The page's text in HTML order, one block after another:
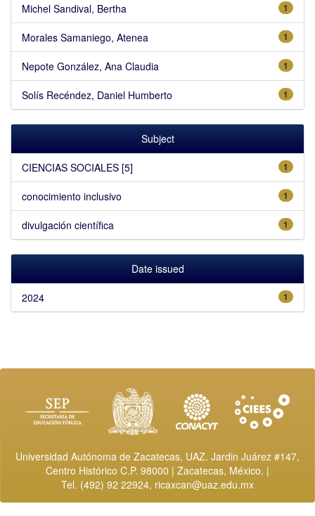
1
Michel Sandival, Bertha
1
Morales Samaniego, Atenea
1
Nepote González, Ana Claudia
1
Solís Recéndez, Daniel Humberto
Subject
1
CIENCIAS SOCIALES [5]
1
conocimiento inclusivo
1
divulgación científica
Date issued
1
2024
Universidad Autónoma de Zacatecas, UAZ. Jardin Juárez #147,
Centro Histórico C.P. 98000 | Zacatecas, México. |
Tel. (492) 92 22924, ricaxcan@uaz.edu.mx